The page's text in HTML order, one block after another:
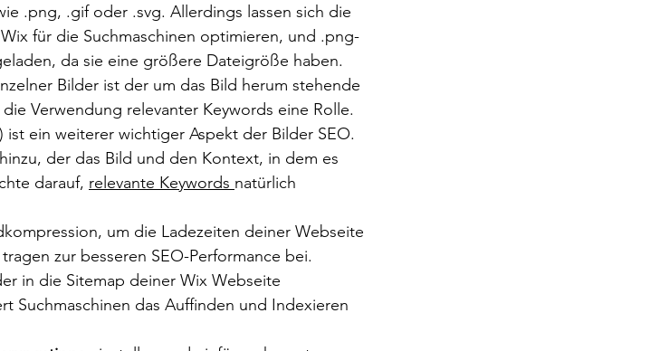
.png, .gif oder .svg. Allerdings lassen sich die
für die Suchmaschinen optimieren, und .png-
da sie eine größere Dateigröße haben.
Bilder ist der um das Bild herum stehende
Verwendung relevanter Keywords eine Rolle.
ist ein weiterer wichtiger Aspekt der Bilder SEO.
der das Bild und den Kontext, in dem es
darauf, relevante Keywords natürlich
um die Ladezeiten deiner Webseite
zur besseren SEO-Performance bei.
in die Sitemap deiner Wix Webseite
Suchmaschinen das Auffinden und Indexieren